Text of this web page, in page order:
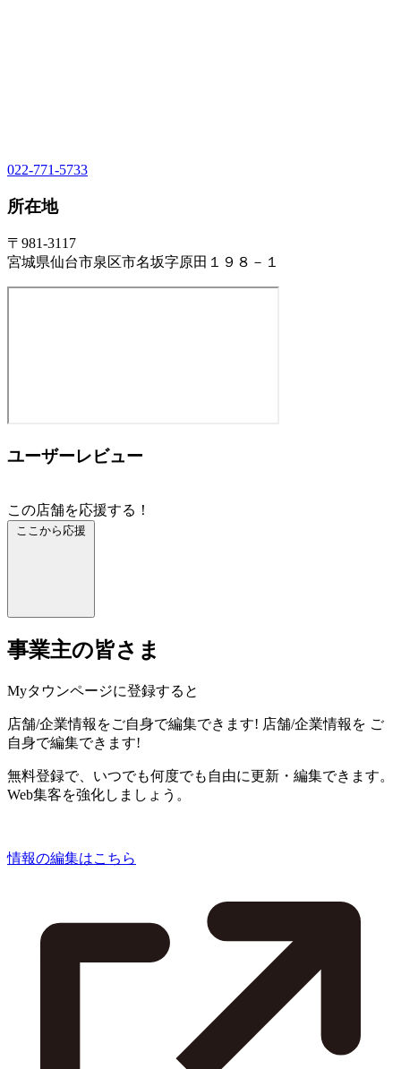
022-771-5733
所在地
〒981-3117
宮城県仙台市泉区市名坂字原田１９８－１
ユーザーレビュー
この店舗を応援する！
ここから応援
事業主の皆さま
Myタウンページに登録すると
店舗/企業情報をご自身で編集できます! 店舗/企業情報を ご
自身で編集できます!
無料登録で、いつでも何度でも自由に更新・編集できます。
Web集客を強化しましょう。
情報の編集はこちら